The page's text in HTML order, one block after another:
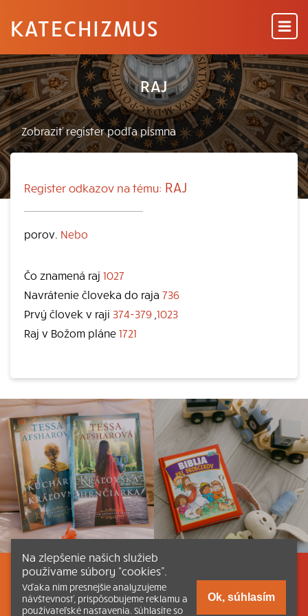
KATECHIZMUS
RAJ
Register odkazov na tému: RAJ
porov. Nebo
Čo znamená raj 1027
Navrátenie človeka do raja 736
Prvý človek v raji 374-379 1023
Raj v Božom pláne 1721
Listovať Obsah Dokumenty a články
Kontakt Tlačená verzia Katechizmu
Na zlepšenie našich služieb
používame súbory “cookies”.
Vďaka nim presnejšie analyzujeme
návštevnosť, prispôsobujeme reklamu a
používateľské nastavenia. Súhlasíte so
Ok, súhlasím